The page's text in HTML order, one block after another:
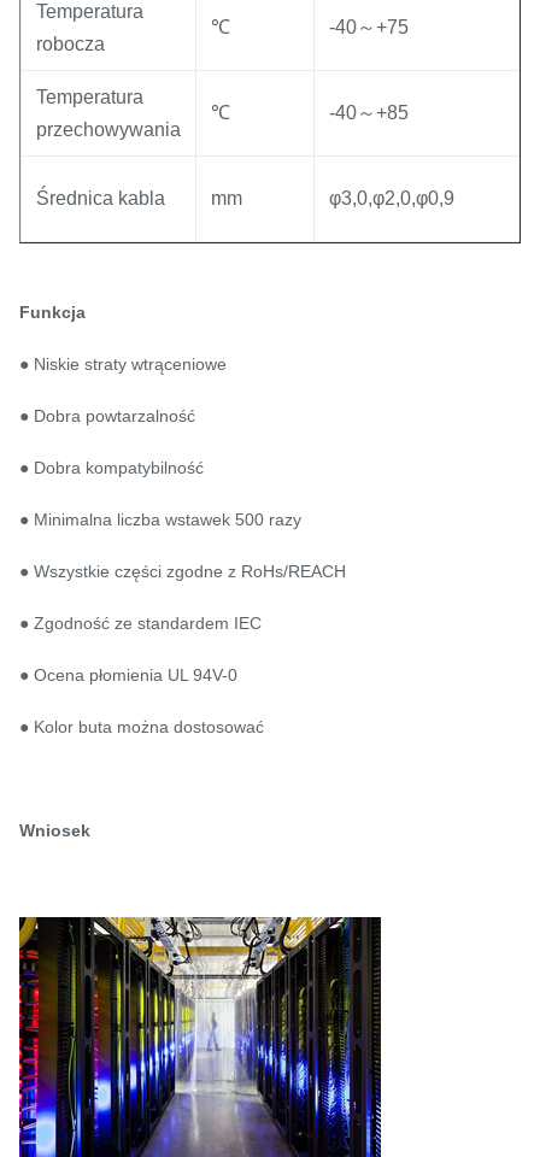
Temperatura
robocza
℃ -40～+75
Temperatura
przechowywania
℃ -40～+85
Średnica kabla mm φ3,0,φ2,0,φ0,9
Funkcja
● Niskie straty wtrąceniowe
● Dobra powtarzalność
● Dobra kompatybilność
● Minimalna liczba wstawek 500 razy
● Wszystkie części zgodne z RoHs/REACH
● Zgodność ze standardem IEC
● Ocena płomienia UL 94V-0
● Kolor buta można dostosować
Wniosek